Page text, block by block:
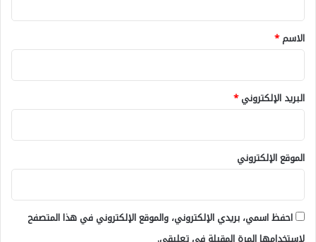
*
الاسم*
البريد الإلكتروني*
الموقع الإلكتروني
احفظ اسمي، بريدي الإلكتروني، والموقع الإلكتروني في هذا المتصفح